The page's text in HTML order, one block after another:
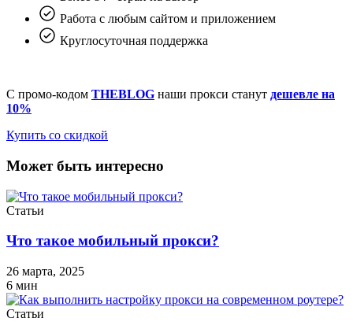
Работа с любым сайтом и приложением
Круглосуточная поддержка
С промо-кодом THEBLOG наши прокси станут дешевле на
10%
Купить со скидкой
Может быть интересно
Статьи
Что такое мобильный прокси?
26 марта, 2025
6 мин
Статьи